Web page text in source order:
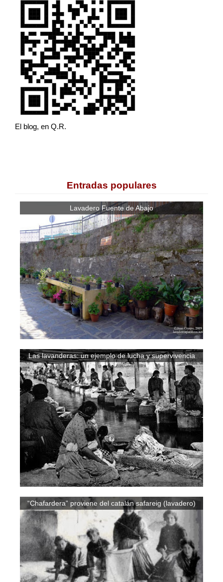
El blog, en Q.R.
Entradas populares
Lavadero Fuente de Abajo
Las lavanderas: un ejemplo de lucha y supervivencia
“Chafardera” proviene del catalán safareig (lavadero)